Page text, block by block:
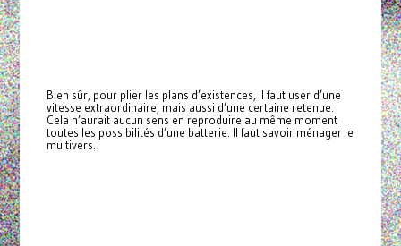
Bien sûr, pour plier les plans d’existences, il faut user d’une
vitesse extraordinaire, mais aussi d’une certaine retenue.
Cela n’aurait aucun sens en reproduire au même moment
toutes les possibilités d’une batterie. Il faut savoir ménager le
multivers.